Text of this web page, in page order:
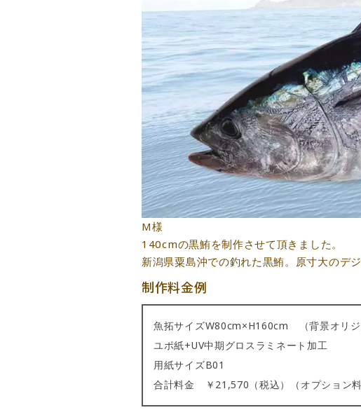
M様
140cmの黒鮪を制作させて頂きました。
新潟県粟島沖での釣れた黒鮪。原寸大のデ
制作料金例
魚拓サイズW80cm×H160cm （背景オリジ
ユポ紙+UV中期グロスラミネート加工
用紙サイズB01
合計料金 ￥21,570（税込）（オプション料